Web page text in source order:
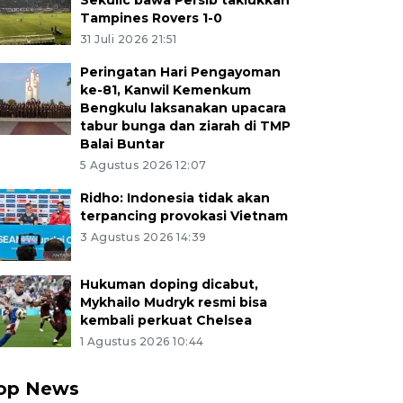
Tampines Rovers 1-0
31 Juli 2026 21:51
Peringatan Hari Pengayoman
ke-81, Kanwil Kemenkum
Bengkulu laksanakan upacara
tabur bunga dan ziarah di TMP
Balai Buntar
5 Agustus 2026 12:07
Ridho: Indonesia tidak akan
terpancing provokasi Vietnam
3 Agustus 2026 14:39
Hukuman doping dicabut,
Mykhailo Mudryk resmi bisa
kembali perkuat Chelsea
1 Agustus 2026 10:44
News